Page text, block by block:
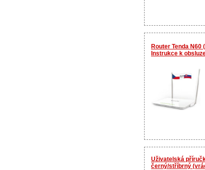
Router Tenda N60
Instrukce k
Uživatelská
černý/stříbrný